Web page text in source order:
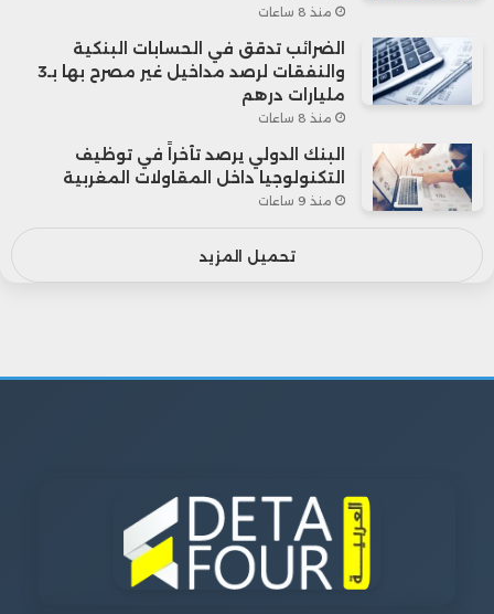
منذ 8 ساعات
الضرائب تدقق في الحسابات البنكية
والنفقات لرصد مداخيل غير مصرح بها بـ3
مليارات درهم
منذ 8 ساعات
البنك الدولي يرصد تأخراً في توظيف
التكنولوجيا داخل المقاولات المغربية
منذ 9 ساعات
تحميل المزيد